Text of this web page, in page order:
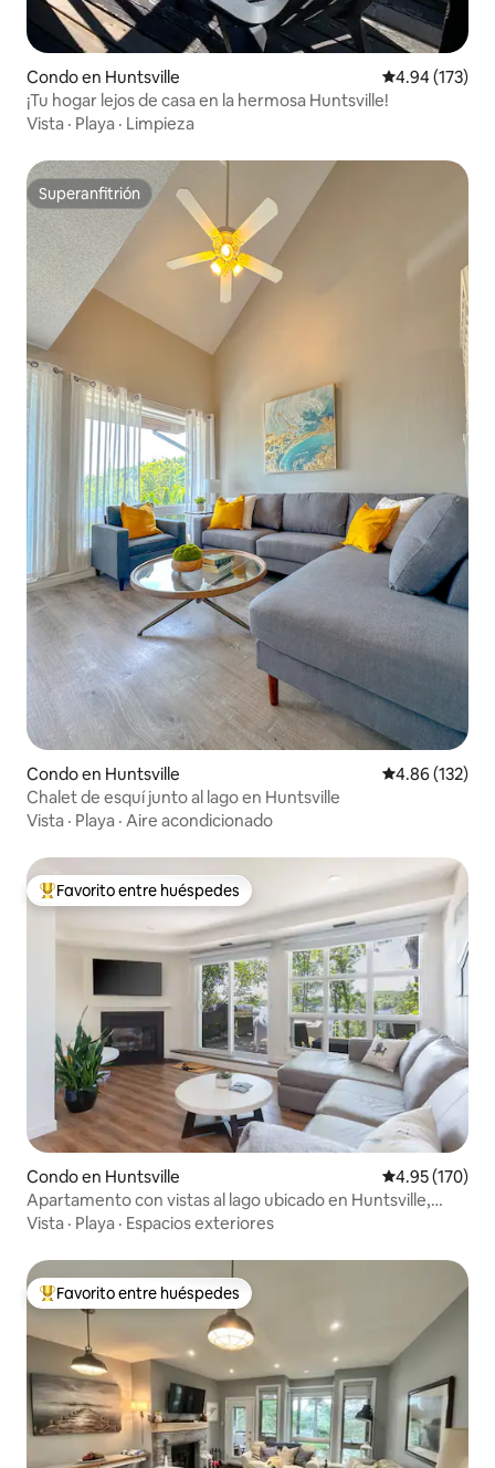
Condo en Huntsville Calificación
4.94 (173)
¡Tu hogar lejos de casa en la hermosa Huntsville!
Vista · Playa · Limpieza
Superanfitrión
Superanfitrión
Condo en Huntsville Calificación
4.86 (132)
Chalet de esquí junto al lago en Huntsville
Vista · Playa · Aire acondicionado
Favorito entre huéspedes preferido
Favorito entre huéspedes
Condo en Huntsville Calificación
4.95 (170)
Apartamento con vistas al lago ubicado en Huntsville,
Ontario
Vista · Playa · Espacios exteriores
Favorito entre huéspedes preferido
Favorito entre huéspedes